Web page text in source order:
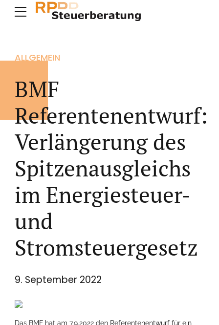
ALLGEMEIN
BMF
Referentenentwurf:
Verlängerung des
Spitzenausgleichs
im Energiesteuer-
und
Stromsteuergesetz
9. September 2022
Das BMF hat am 7.9.2022 den Referentenentwurf für ein